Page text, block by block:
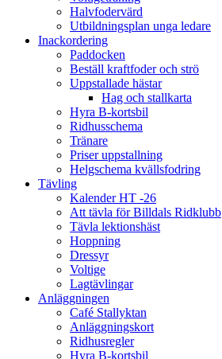
Halvfodervärd
Utbildningsplan unga ledare
Inackordering
Paddocken
Beställ kraftfoder och strö
Uppstallade hästar
Hag och stallkarta
Hyra B-kortsbil
Ridhusschema
Tränare
Priser uppstallning
Helgschema kvällsfodring
Tävling
Kalender HT -26
Att tävla för Billdals Ridklubb
Tävla lektionshäst
Hoppning
Dressyr
Voltige
Lagtävlingar
Anläggningen
Café Stallyktan
Anläggningskort
Ridhusregler
Hyra B-kortsbil